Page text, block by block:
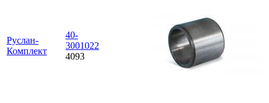
Руслан-
Комплект
40-
3001022
4093